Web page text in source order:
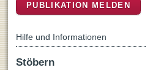
PUBLIKATION MELDEN
Hilfe und Informationen
Stöbern